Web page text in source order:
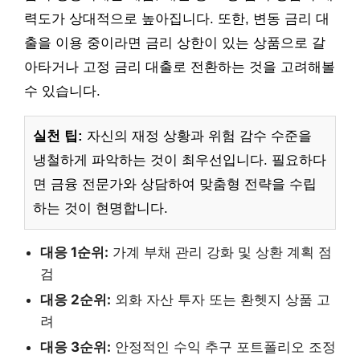
력도가 상대적으로 높아집니다. 또한, 변동 금리 대
출을 이용 중이라면 금리 상한이 있는 상품으로 갈
아타거나 고정 금리 대출로 전환하는 것을 고려해볼
수 있습니다.
실천 팁: 자신의 재정 상황과 위험 감수 수준을
냉철하게 파악하는 것이 최우선입니다. 필요하다
면 금융 전문가와 상담하여 맞춤형 전략을 수립
하는 것이 현명합니다.
대응 1순위: 가계 부채 관리 강화 및 상환 계획 점
검
대응 2순위: 외화 자산 투자 또는 환헷지 상품 고
려
대응 3순위: 안정적인 수익 추구 포트폴리오 조정